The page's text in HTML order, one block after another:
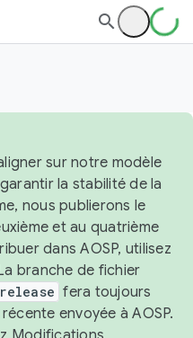
sur notre modèle
la stabilité de la
nous publierons le
et au quatrième
dans AOSP, utilisez
branche de fichier
fera toujours
envoyée à AOSP.